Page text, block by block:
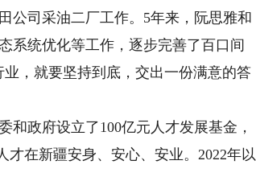
司采油二厂工作。5年来，阮思雅和
系统优化等工作，逐步完善了百口间
，就要坚持到底，交出一份满意的答
政府设立了100亿元人才发展基金，
才在新疆安身、安心、安业。2022年以